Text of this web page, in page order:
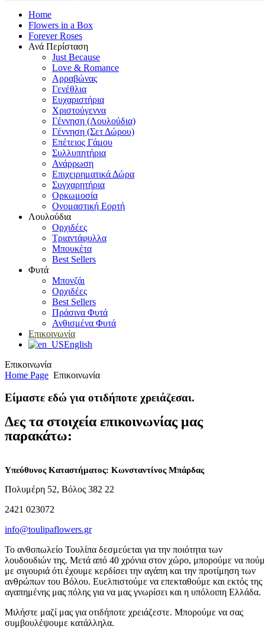
Home
Flowers in a Box
Forever Roses
Ανά Περίσταση
Just Because
Love & Romance
Αρραβώνας
Γενέθλια
Ευχαριστήρια
Χριστούγεννα
Γέννηση (Λουλούδια)
Γέννηση (Σετ Δώρου)
Επέτειος Γάμου
Συλλυπητήρια
Ανάρρωση
Επιχειρηματικά Δώρα
Συγχαρητήρια
Ορκωμοσία
Ονομαστική Εορτή
Λουλούδια
Ορχιδέες
Τριαντάφυλλα
Μπουκέτα
Best Sellers
Φυτά
Μπονζάι
Ορχιδέες
Best Sellers
Πράσινα Φυτά
Ανθισμένα Φυτά
Επικοινωνία
English
Επικοινωνία
Home Page Επικοινωνία
Είμαστε εδώ για οτιδήποτε χρειάζεσαι.
Δες τα στοιχεία επικοινωνίας μας
παρακάτω:
Υπεύθυνος Καταστήματος: Κωνσταντίνος Μπάρδας
Πολυμέρη 52, Βόλος 382 22
2421 023072
info@toulipaflowers.gr
Το ανθοπωλείο Τουλίπα δεσμεύεται για την ποιότητα των
λουδουδιών της. Μετά από 40 χρόνια στον χώρο, μπορούμε να
με σιγουριά ότι έχουμε κερδίσει την αγάπη και την προτίμηση των
ανθρώπων του Βόλου. Ευελπιστούμε να επεκταθούμε και εκτός της
αγαπημένης μας πόλης για να μας γνωρίσει και η υπόλοιπη Ελλάδα.
Μιλήστε μαζί μας για οτιδήποτε χρειάζεστε. Μπορούμε να σας
συμβουλέψουμε κατάλληλα.